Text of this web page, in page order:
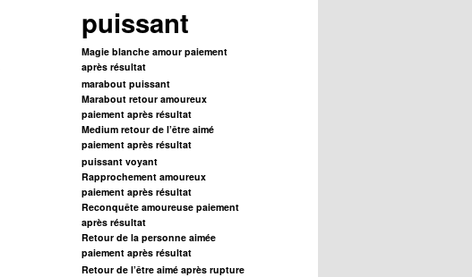
puissant
Magie blanche amour paiement
après résultat
marabout puissant
Marabout retour amoureux
paiement après résultat
Medium retour de l’être aimé
paiement après résultat
puissant voyant
Rapprochement amoureux
paiement après résultat
Reconquête amoureuse paiement
après résultat
Retour de la personne aimée
paiement après résultat
Retour de l’être aimé après rupture